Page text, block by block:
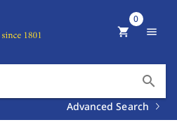
search
Advanced Search
shopping_cart
0
menu